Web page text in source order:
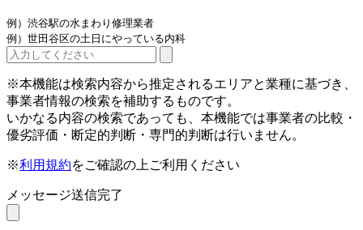
例）渋谷駅の水まわり修理業者
例）世田谷区の土日にやっている内科
※本機能は検索内容から推定されるエリアと業種に基づき、
事業者情報の検索を補助するものです。
いかなる内容の検索であっても、本機能では事業者の比較・
優劣評価・断定的判断・専門的判断は行いません。
※利用規約をご確認の上ご利用ください
メッセージ送信完了